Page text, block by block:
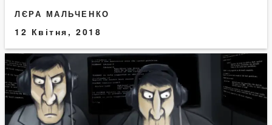
ЛЄРА МАЛЬЧЕНКО
12 Квітня, 2018